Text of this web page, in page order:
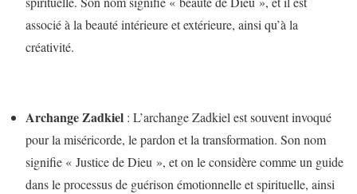
associé à la beauté intérieure et extérieure, ainsi qu’à la
créativité.
Archange Zadkiel : L’archange Zadkiel est souvent invoqué
pour la miséricorde, le pardon et la transformation. Son nom
signifie « Justice de Dieu », et on le considère comme un guide
dans le processus de guérison émotionnelle et spirituelle, ainsi